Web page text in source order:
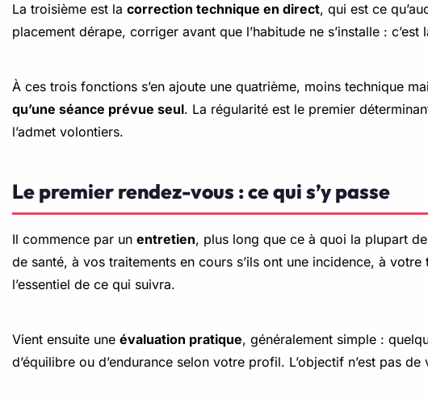
La troisième est la correction technique en direct, qui est ce
placement dérape, corriger avant que l’habitude ne s’installe :
À ces trois fonctions s’en ajoute une quatrième, moins technique
qu’une séance prévue seul. La régularité est le premier
l’admet volontiers.
Le premier rendez-vous : ce qui s’y passe
Il commence par un entretien, plus long que ce à quoi la plupart
de santé, à vos traitements en cours s’ils ont une incidence, à
l’essentiel de ce qui suivra.
Vient ensuite une évaluation pratique, généralement simple :
d’équilibre ou d’endurance selon votre profil. L’objectif n’est pas